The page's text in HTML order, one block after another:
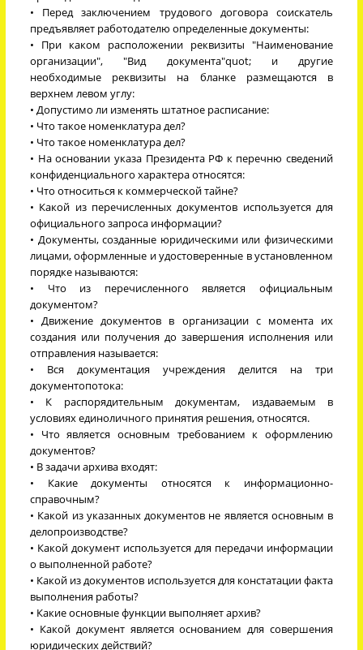
• Перед заключением трудового договора соискатель
предъявляет работодателю определенные документы:
• При каком расположении реквизиты "Наименование
организации", "Вид документа"quot; и другие
необходимые реквизиты на бланке размещаются в
верхнем левом углу:
• Допустимо ли изменять штатное расписание:
• Что такое номенклатура дел?
• Что такое номенклатура дел?
• На основании указа Президента РФ к перечню сведений
конфиденциального характера относятся:
• Что относиться к коммерческой тайне?
• Какой из перечисленных документов используется для
официального запроса информации?
• Документы, созданные юридическими или физическими
лицами, оформленные и удостоверенные в установленном
порядке называются:
• Что из перечисленного является официальным
документом?
• Движение документов в организации с момента их
создания или получения до завершения исполнения или
отправления называется:
• Вся документация учреждения делится на три
документопотока:
• К распорядительным документам, издаваемым в
условиях единоличного принятия решения, относятся.
• Что является основным требованием к оформлению
документов?
• В задачи архива входят:
• Какие документы относятся к информационно-
справочным?
• Какой из указанных документов не является основным в
делопроизводстве?
• Какой документ используется для передачи информации
о выполненной работе?
• Какой из документов используется для констатации факта
выполнения работы?
• Какие основные функции выполняет архив?
• Какой документ является основанием для совершения
юридических действий?